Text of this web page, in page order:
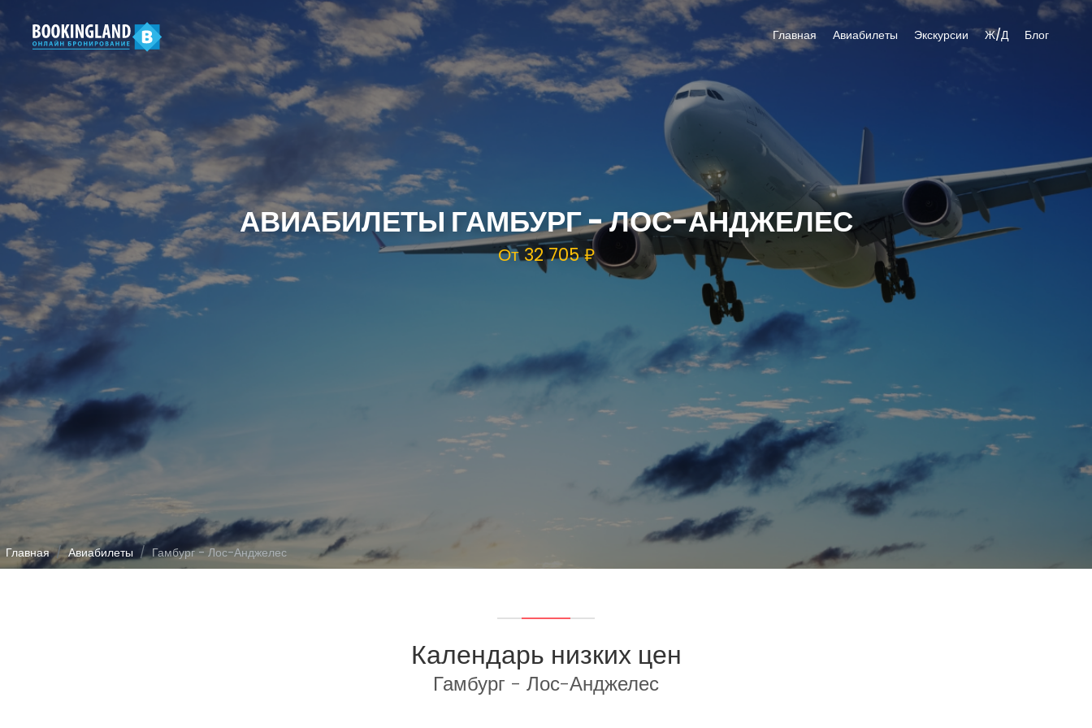
Главная Авиабилеты Экскурсии Ж/Д Блог
АВИАБИЛЕТЫ ГАМБУРГ - ЛОС-АНДЖЕЛЕС
От 32 705 ₽
Главная Авиабилеты Гамбург - Лос-Анджелес
Календарь низких цен
Гамбург - Лос-Анджелес